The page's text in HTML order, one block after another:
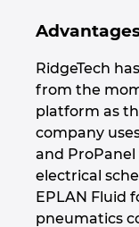
RidgeTech
from the
platform as
company
and ProPanel
electrical
EPLAN Fluid
pneumatics